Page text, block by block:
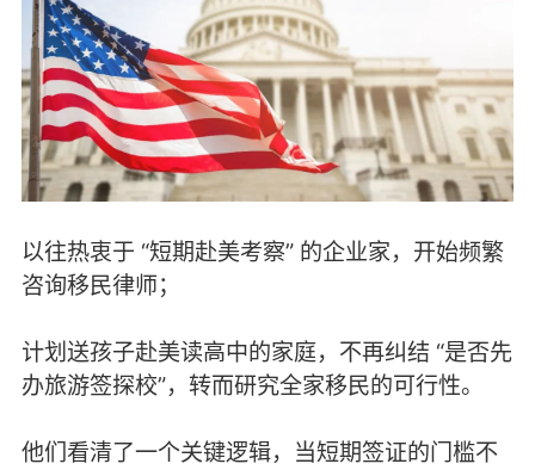
以往热衷于 “短期赴美考察” 的企业家，开始频繁
咨询移民律师；
计划送孩子赴美读高中的家庭，不再纠结 “是否先
办旅游签探校”，转而研究全家移民的可行性。
他们看清了一个关键逻辑，当短期签证的门槛不